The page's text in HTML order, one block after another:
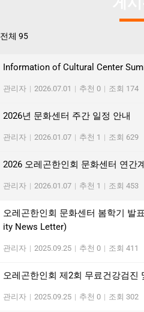
전체 95
Information of Cultural Center
관리자 | 2026.07.01 | 추천 0 | 조회 174
2026년 문화센터 주간 일정 안내
관리자 | 2026.01.07 | 추천 1 | 조회 629
2026 오레곤한인회 문화센터 연간
관리자 | 2026.01.07 | 추천 1 | 조회 453
오레곤한인회 문화센터 봄학기 발
ity News Letter)
관리자 | 2025.09.25 | 추천 0 | 조회 411
오레곤한인회 제2회 무료건강검진
관리자 | 2025.09.25 | 추천 0 | 조회 302